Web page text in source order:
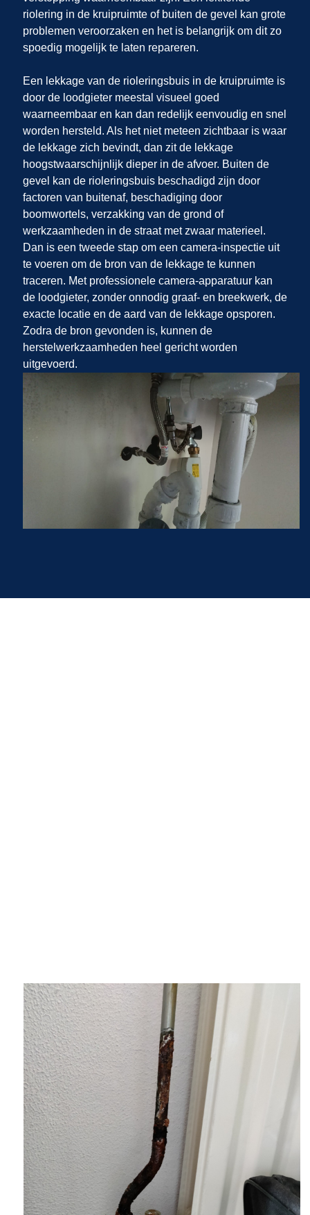
riolering in de kruipruimte of buiten de gevel kan grote
problemen veroorzaken en het is belangrijk om dit zo
spoedig mogelijk te laten repareren.
Een lekkage van de rioleringsbuis in de kruipruimte is
door de loodgieter meestal visueel goed
waarneembaar en kan dan redelijk eenvoudig en snel
worden hersteld. Als het niet meteen zichtbaar is waar
de lekkage zich bevindt, dan zit de lekkage
hoogstwaarschijnlijk dieper in de afvoer. Buiten de
gevel kan de rioleringsbuis beschadigd zijn door
factoren van buitenaf, beschadiging door
boomwortels, verzakking van de grond of
werkzaamheden in de straat met zwaar materieel.
Dan is een tweede stap om een camera-inspectie uit
te voeren om de bron van de lekkage te kunnen
traceren. Met professionele camera-apparatuur kan
de loodgieter, zonder onnodig graaf- en breekwerk, de
exacte locatie en de aard van de lekkage opsporen.
Zodra de bron gevonden is, kunnen de
herstelwerkzaamheden heel gericht worden
uitgevoerd.